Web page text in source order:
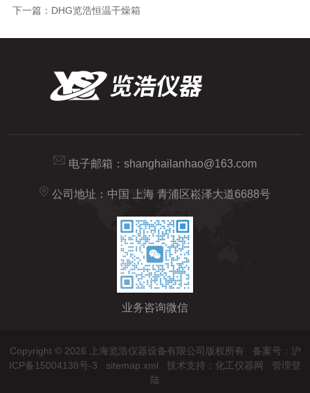
下一篇： DHG览浩恒温干燥箱
电子邮箱： shanghailanhao@163.com
公司地址：中国 上海 青浦区崧泽大道6688号
业务咨询微信
Copyright © 2026 上海览浩仪器设备有限公司版权所有 备案号：沪
ICP备15004138号-3
sitemap.xml 技术支持： 化工仪器网
管理登
陆